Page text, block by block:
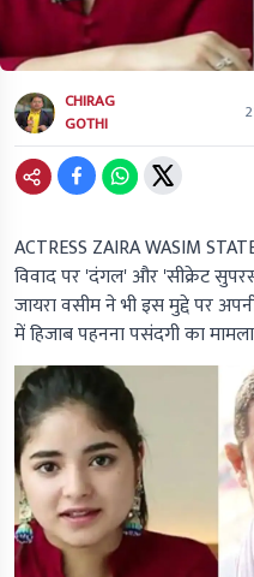
CHIRAG
GOTHI
ACTRESS ZAIRA WASIM
विवाद पर 'दंगल' और 'सीक्रेट
जायरा वसीम ने भी इस मुद्दे पर
में हिजाब पहनना पसंदगी का मामला